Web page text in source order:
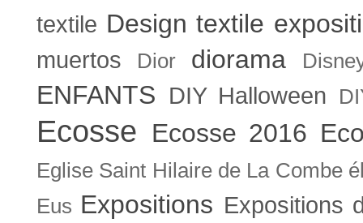
textile Design textile
muertos Dior diorama
ENFANTS DIY Halloween
Ecosse Ecosse 2016
Eglise Saint Hilaire de La Combe
Eus Expositions Expositions